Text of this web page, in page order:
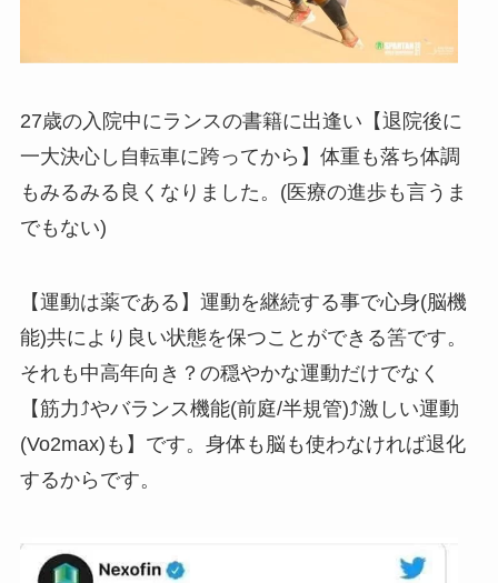
27歳の入院中にランスの書籍に出逢い【退院後に
一大決心し自転車に跨ってから】体重も落ち体調
もみるみる良くなりました。(医療の進歩も言うま
でもない)
【運動は薬である】運動を継続する事で心身(脳機
能)共により良い状態を保つことができる筈です。
それも中高年向き？の穏やかな運動だけでなく
【筋力⤴️やバランス機能(前庭/半規管)⤴️激しい運動
(Vo2max)も】です。身体も脳も使わなければ退化
するからです。